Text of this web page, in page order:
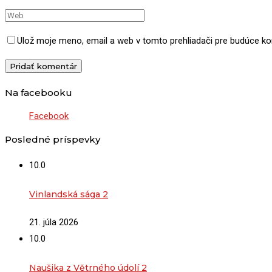
Ulož moje meno, email a web v tomto prehliadači pre budúce
Na facebooku
Facebook
Posledné príspevky
10.0
Vinlandská sága 2
21. júla 2026
10.0
Naušika z Větrného údolí 2